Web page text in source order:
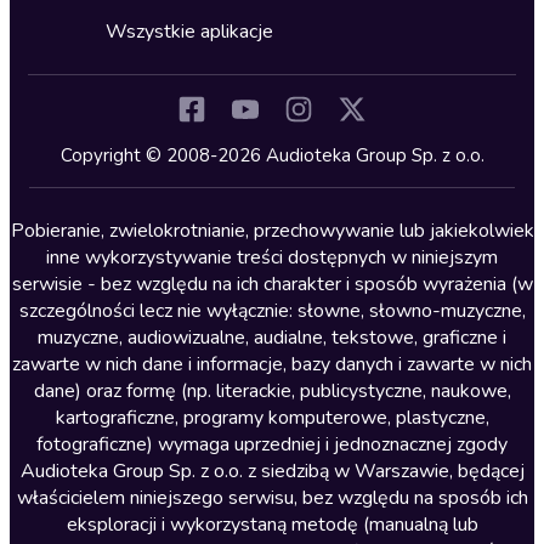
Kryminały
Lektury szkolne
Literatura anglojęzyczna
Literatura faktu
Literatura obyczajowa
Literatura piękna obca
Literatura piękna polska
Nagrania relaksacyjne
Nauka języków
Nauki humanistyczne
Wszystkie aplikacje
Copyright © 2008-2026 Audioteka Group Sp. z o.o.
Pobieranie, zwielokrotnianie, przechowywanie lub jakiekolwiek
inne wykorzystywanie treści dostępnych w niniejszym
serwisie - bez względu na ich charakter i sposób wyrażenia (w
szczególności lecz nie wyłącznie: słowne, słowno-muzyczne,
muzyczne, audiowizualne, audialne, tekstowe, graficzne i
zawarte w nich dane i informacje, bazy danych i zawarte w nich
dane) oraz formę (np. literackie, publicystyczne, naukowe,
kartograficzne, programy komputerowe, plastyczne,
fotograficzne) wymaga uprzedniej i jednoznacznej zgody
Audioteka Group Sp. z o.o. z siedzibą w Warszawie, będącej
właścicielem niniejszego serwisu, bez względu na sposób ich
eksploracji i wykorzystaną metodę (manualną lub